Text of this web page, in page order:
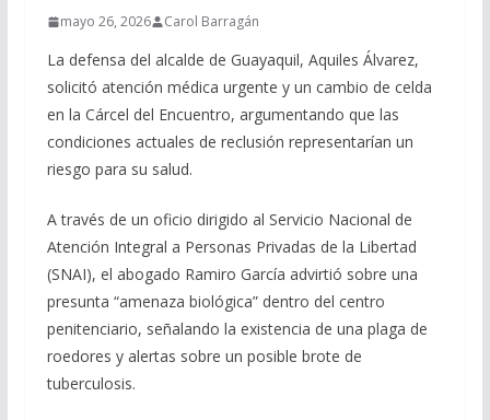
mayo 26, 2026 Carol Barragán
La defensa del alcalde de Guayaquil, Aquiles Álvarez,
solicitó atención médica urgente y un cambio de celda
en la Cárcel del Encuentro, argumentando que las
condiciones actuales de reclusión representarían un
riesgo para su salud.
A través de un oficio dirigido al Servicio Nacional de
Atención Integral a Personas Privadas de la Libertad
(SNAI), el abogado Ramiro García advirtió sobre una
presunta “amenaza biológica” dentro del centro
penitenciario, señalando la existencia de una plaga de
roedores y alertas sobre un posible brote de
tuberculosis.